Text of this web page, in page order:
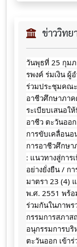
ข่าววิท
วันพุธที่ 25 กุม
รพงค์ ร่มเงิน ผู้
ร่วมประชุมคณ
อาชีวศึกษาภา
ระเบียบเสนอ
อาชีว ตะวันออ
การขับเคลื่อน
การอาชีวศึกษา
: แนวทางสู่กา
อย่างยั่งยืน / ก
มาตรา 23 (4)
พ.ศ. 2551 พร้
ร่วมกันในภาพ
กรรมการสภา
อนุกรรมการบ
ตะวันออก เข้า